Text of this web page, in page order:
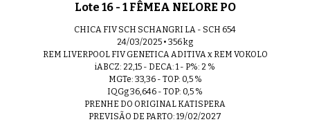
Lote 16 - 1 FÊMEA NELORE PO
CHICA FIV SCH SCHANGRI LA - SCH 654
24/03/2025 • 356 kg
REM LIVERPOOL FIV GENETICA ADITIVA x REM VOKOLO
iABCZ: 22,15 - DECA: 1 - P%: 2 %
MGTe: 33,36 - TOP: 0,5 %
IQGg 36,646 - TOP: 0,5 %
PRENHE DO ORIGINAL KATISPERA
PREVISÃO DE PARTO: 19/02/2027